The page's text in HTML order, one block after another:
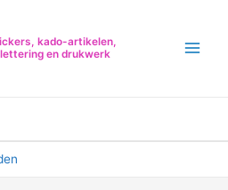
kado-artikelen,
en drukwerk
Menu